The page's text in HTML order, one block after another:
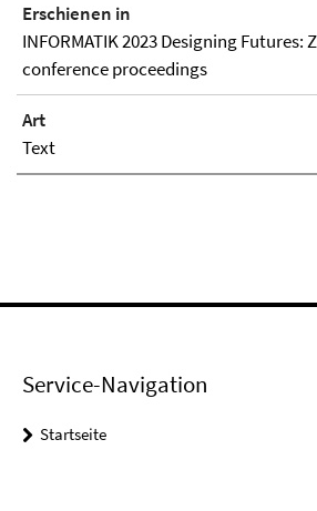
Erschienen in
INFORMATIK 2023 Designing
conference proceedings
Art
Text
Service-Navigation
Startseite